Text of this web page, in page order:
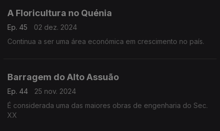
A Floricultura no Quénia
Ep. 45
02 dez. 2024
Continua a ser uma área económica em crescimento no país.
Barragem do Alto Assuão
Ep. 44
25 nov. 2024
É considerada uma das maiores obras de engenharia do Sec.
XX